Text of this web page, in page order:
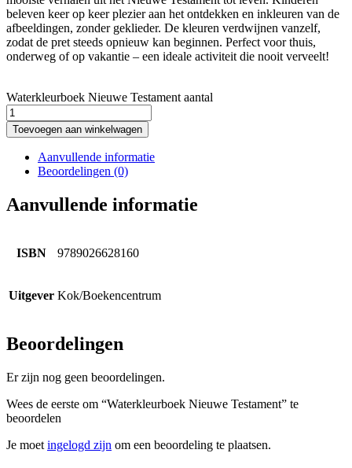
beleven keer op keer plezier aan het ontdekken en inkleuren van de
afbeeldingen, zonder geklieder. De kleuren verdwijnen vanzelf,
zodat de pret steeds opnieuw kan beginnen. Perfect voor thuis,
onderweg of op vakantie – een ideale activiteit die nooit verveelt!
Waterkleurboek Nieuwe Testament aantal
Toevoegen aan winkelwagen
Aanvullende informatie
Beoordelingen (0)
Aanvullende informatie
ISBN 9789026628160
Uitgever Kok/Boekencentrum
Beoordelingen
Er zijn nog geen beoordelingen.
Wees de eerste om “Waterkleurboek Nieuwe Testament” te
beoordelen
Je moet ingelogd zijn om een beoordeling te plaatsen.